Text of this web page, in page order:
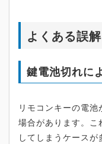
よくある誤
鍵電池切れに
リモコンキーの電
場合があります。
してしまうケースが